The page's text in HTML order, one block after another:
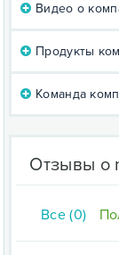
Видео о
Продукты
Команда
Отзывы о
Все (0)